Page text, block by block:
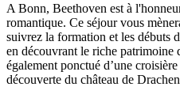
A Bonn, Beethoven est à
romantique. Ce séjour vous
suivrez la formation et les débuts
en découvrant le riche patrimoine
également ponctué d’une
découverte du château de